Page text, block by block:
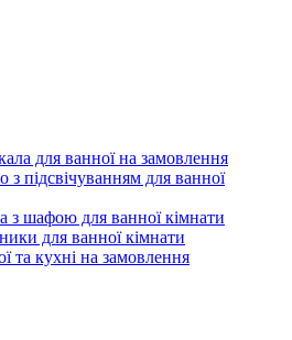
для ванної на замовлення
з підсвічуванням для ванної
з шафою для ванної кімнати
для ванної кімнати
та кухні на замовлення